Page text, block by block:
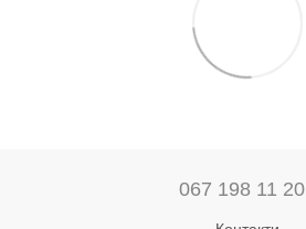
067 198 11 20